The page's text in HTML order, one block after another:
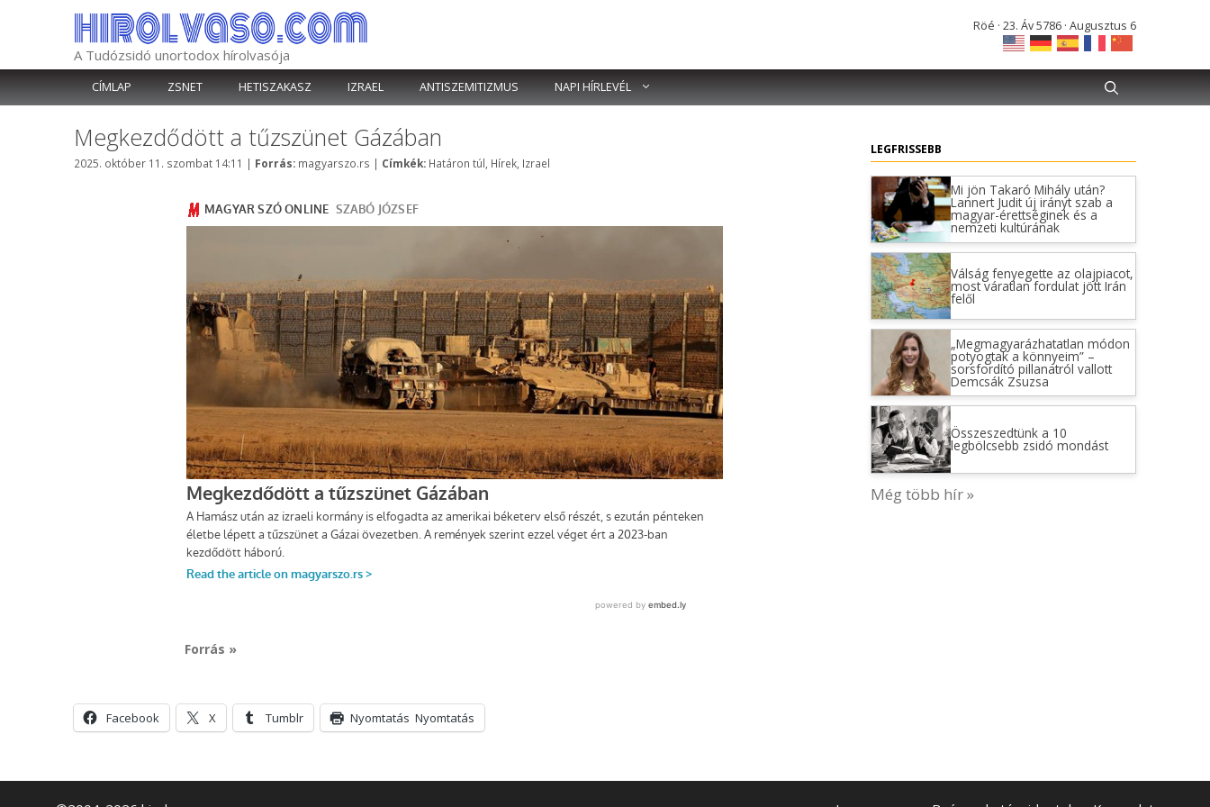
A Tudózsidó unortodox hírolvasója
Röé · 23. Áv 5786 · Augusztus 6
CÍMLAP ZSNET HETISZAKASZ IZRAEL ANTISZEMITIZMUS NAPI HÍRLEVÉL
Megkezdődött a tűzszünet Gázában
2025. október 11. szombat 14:11 | Forrás: Kategória
magyarszo.rs | Címkék: Címkék
Határon túl Hírek Izrael
Forrás »
Facebook X Tumblr Nyomtatás Nyomtatás
LEGFRISSEBB
Mi jön Takaró Mihály után?
Lannert Judit új irányt szab a
magyar-érettséginek és a
nemzeti kultúrának
Válság fenyegette az olajpiacot,
most váratlan fordulat jött Irán
felől
„Megmagyarázhatatlan módon
potyogtak a könnyeim” –
sorsfordító pillanatról vallott
Demcsák Zsuzsa
Összeszedtünk a 10
legbölcsebb zsidó mondást
Még több hír »